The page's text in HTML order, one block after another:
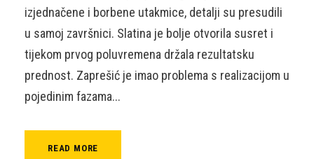
izjednačene i borbene utakmice, detalji su presudili
u samoj završnici. Slatina je bolje otvorila susret i
tijekom prvog poluvremena držala rezultatsku
prednost. Zaprešić je imao problema s realizacijom u
pojedinim fazama...
READ MORE